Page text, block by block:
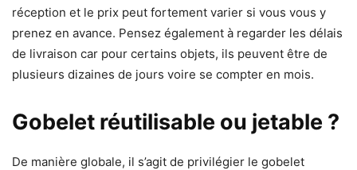
réception et le prix peut fortement varier si vous vous y
prenez en avance. Pensez également à regarder les délais
de livraison car pour certains objets, ils peuvent être de
plusieurs dizaines de jours voire se compter en mois.
Gobelet réutilisable ou jetable ?
De manière globale, il s’agit de privilégier le gobelet